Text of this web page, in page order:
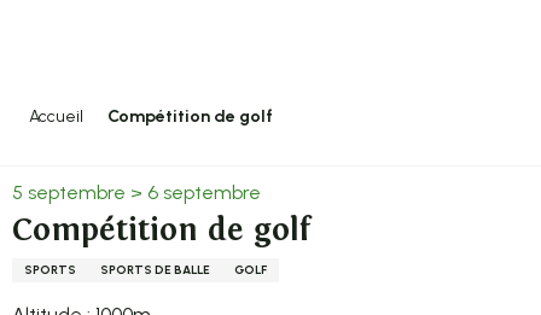
Accueil Compétition de golf
5 septembre > 6 septembre
Compétition de golf
SPORTS SPORTS DE BALLE GOLF